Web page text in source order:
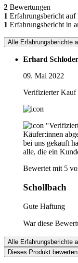
2 Bewertungen
1 Erfahrungsbericht auf
1 Erfahrungsbericht in
Alle Erfahrungsberichte
Erhard
09. Mai 2022
Verifizierter Kauf
Käufer:innen
bei uns gekauft
alle, die ein
Bewertet mit 5
Schollbach
Gute Haftung
War diese
Alle Erfahrungsberichte
Dieses Produkt bewerten